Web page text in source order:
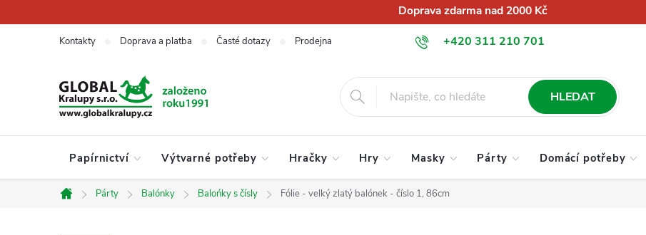
na
Doprava zdarma nad 2000 Kč
+420 311 210 701
info@globalkralupy.cz
Kontakty Doprava a platba Časté dotazy Prodejna Obchodní podmínky Podmínky ochrany osobních údajů
HLEDAT
Papírnictví Výtvarné potřeby Hračky Hry Masky Párty Domácí potřeby
Domů
Párty Balónky Balońky s čísly Fólie - velký zlatý balónek - číslo 1, 86cm